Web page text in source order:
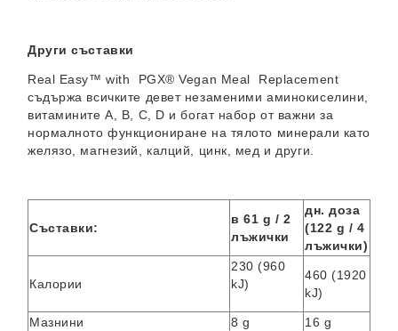
Други съставки
Real Easy™ with PGX® Vegan Meal Replacement
съдържа всичките девет незаменими аминокиселини,
витамините А, В, С, D и богат набор от важни за
нормалното функциониране на тялото минерали като
желязо, магнезий, калций, цинк, мед и други.
Съставки:
в 61 g / 2
лъжички
дн. доза
(122 g /4
лъжички)
Калории
230 (960
kJ)
460 (1920
kJ)
Мазнини 8 g
16 g